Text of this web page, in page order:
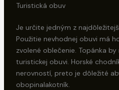
Turistická obuv
Je určite jedným z
Použitie nevhodnej obuvi má
zvolené oblečenie. Topánka
turistickej obuvi. Horské
nerovností, preto je dôležité
obopinalakotník.